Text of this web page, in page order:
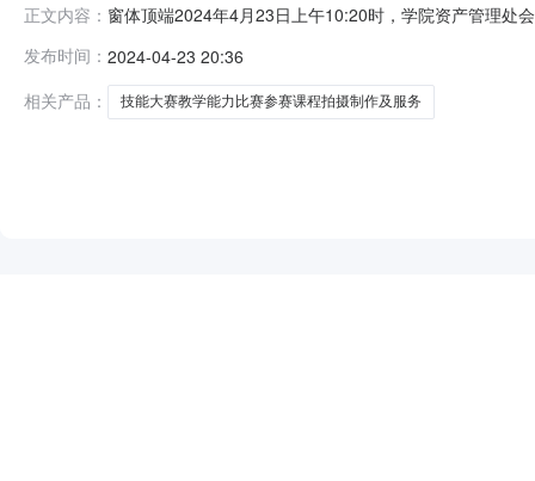
正文内容： 窗体顶端2024年4月23日上午10:20时，学院资产管理处
交价格成交供应商名称学院2024年江西省职业院校技能
示期三个工作日（2
发布时间： 2024-04-23 20:36
相关产品：
技能大赛教学能力比赛参赛课程拍摄制作及服务